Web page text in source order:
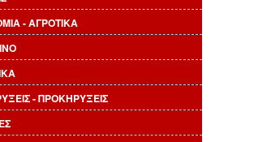
- ΑΓΡΟΤΙΚΑ
- ΠΡΟΚΗΡΥΞΕΙΣ